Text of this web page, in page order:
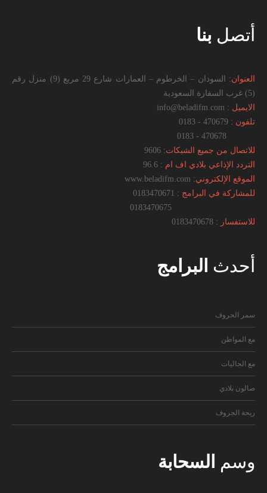
أتصل بنا
العنوان:
السودان – الخرطوم – العمارات شارع 29 مربع (9) منزل رقم
(5) غرب السفارة السعودية
الايميل :
تلفون :
للاتصال من جميع الشبكات:
التردد الإذاعي بلادي اف ام :
الموقع الإلكتروني:
للمشاركة في البرامج :
للاستفسار :
أحدث البرامج
سمر الحروف
مع المواطن
مع الجاليات
صالون بلادي
ريحة الجروف
وسم السحابة